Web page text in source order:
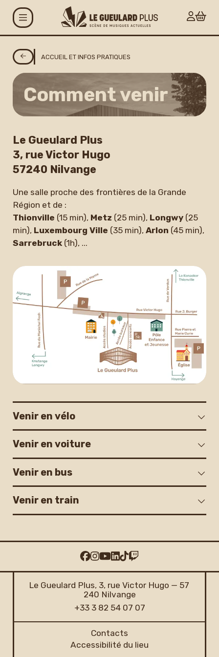
Aller au contenu principal
ACCUEIL ET INFOS PRATIQUES
Comment venir
Le Gueulard Plus
3, rue Victor Hugo
57240 Nilvange
Une salle proche des frontières de la Grande
Région et de :
Thionville (15 min), Metz (25 min), Longwy (25
min), Luxembourg Ville (35 min),Arlon (45 min),
Sarrebruck (1h), ...
Venir en vélo
Venir en voiture
Venir en bus
Venir en train
Le Gueulard Plus, 3, rue Victor Hugo — 57
240 Nilvange
+33 3 82 54 07 07
Contacts
Accessibilité du lieu
Agenda
Projets
Le Gueulard Plus
Accueil et infos
pratiques
Espace artistes
Carte G+ et Studio+
Newsletter